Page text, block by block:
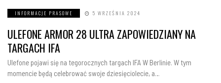
INFORMACJE PRASOWE 5 WRZEŚNIA 2024
ULEFONE ARMOR 28 ULTRA ZAPOWIEDZIANY NA
TARGACH IFA
Ulefone pojawi się na tegorocznych targach IFA W Berlinie. W tym
momencie będą celebrować swoje dziesięciolecie, a…